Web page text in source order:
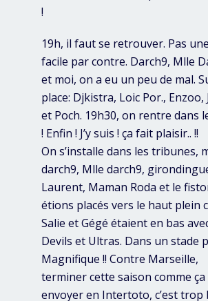
!
19h, il faut se retrouver. Pas
facile par contre. Darch9, Mlle
et moi, on a eu un peu de mal.
place: Djkistra, Loic Por., Enzoo,
et Poch. 19h30, on rentre dans
! Enfin ! J’y suis ! ça fait plaisir.. !!
On s’installe dans les tribunes,
darch9, Mlle darch9,
Laurent, Maman Roda et le
étions placés vers le haut plein
Salie et Gégé étaient en bas
Devils et Ultras. Dans un stade
Magnifique !! Contre Marseille,
terminer cette saison comme ça
envoyer en Intertoto, c’est trop